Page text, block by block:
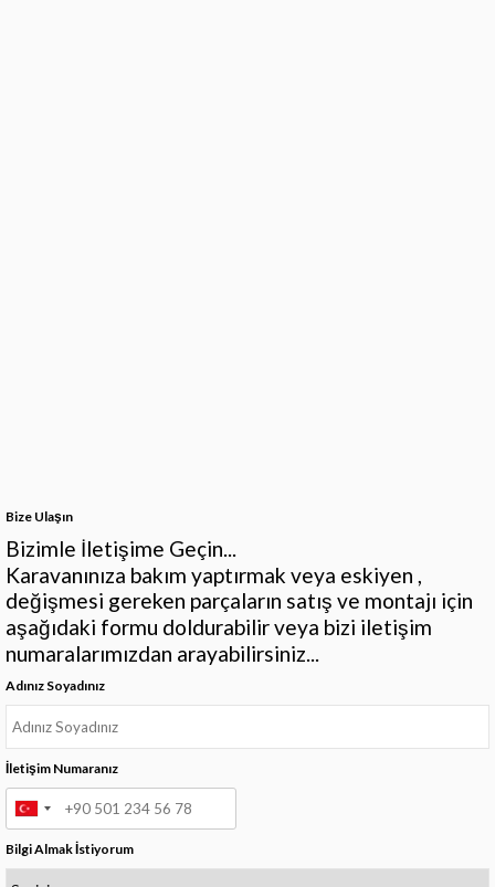
Bize Ulaşın
Bizimle İletişime Geçin...
Karavanınıza bakım yaptırmak veya eskiyen ,
değişmesi gereken parçaların satış ve montajı için
aşağıdaki formu doldurabilir veya bizi iletişim
numaralarımızdan arayabilirsiniz...
Adınız Soyadınız
İletişim Numaranız
Bilgi Almak İstiyorum